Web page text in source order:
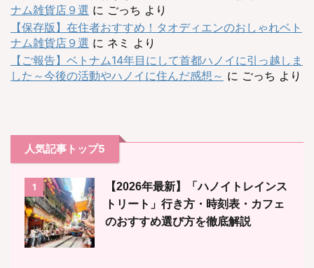
ナム雑貨店９選 に ごっち より
【保存版】在住者おすすめ！タオディエンのおしゃれベト
ナム雑貨店９選 に ネミ より
【ご報告】ベトナム14年目にして首都ハノイに引っ越しま
した～今後の活動やハノイに住んだ感想～ に ごっち より
人気記事トップ5
1
【2026年最新】「ハノイトレインス
トリート」行き方・時刻表・カフェ
のおすすめ選び方を徹底解説